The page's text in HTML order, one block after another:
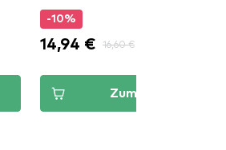
-10%
14,94 € 16,60 €
Zum Korb